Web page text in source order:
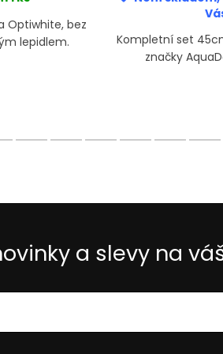
Optiwhite, bez
lepidlem.
Kompletní set
značky
a slevy na